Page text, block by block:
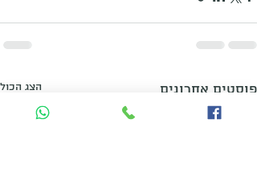
פוסטים אחרונים הצג הכול